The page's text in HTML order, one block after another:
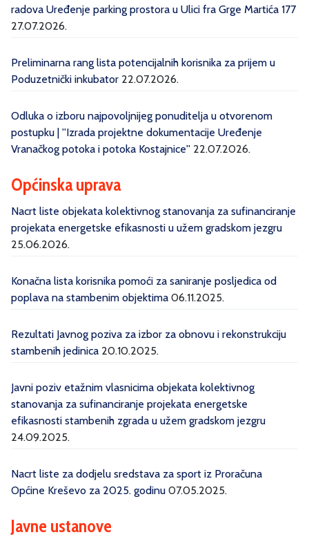
radova Uređenje parking prostora u Ulici fra Grge Martića 177
27.07.2026.
Preliminarna rang lista potencijalnih korisnika za prijem u
Poduzetnički inkubator 22.07.2026.
Odluka o izboru najpovoljnijeg ponuditelja u otvorenom
postupku | ''Izrada projektne dokumentacije Uređenje
Vranačkog potoka i potoka Kostajnice'' 22.07.2026.
Općinska uprava
Nacrt liste objekata kolektivnog stanovanja za sufinanciranje
projekata energetske efikasnosti u užem gradskom jezgru
25.06.2026.
Konačna lista korisnika pomoći za saniranje posljedica od
poplava na stambenim objektima 06.11.2025.
Rezultati Javnog poziva za izbor za obnovu i rekonstrukciju
stambenih jedinica 20.10.2025.
Javni poziv etažnim vlasnicima objekata kolektivnog
stanovanja za sufinanciranje projekata energetske
efikasnosti stambenih zgrada u užem gradskom jezgru
24.09.2025.
Nacrt liste za dodjelu sredstava za sport iz Proračuna
Općine Kreševo za 2025. godinu 07.05.2025.
Javne ustanove